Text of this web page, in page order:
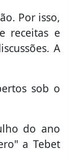
Por isso,
receitas e
A
sob o
do ano
a Tebet